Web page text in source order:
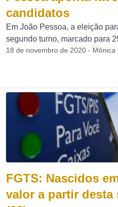
candidatos
Em João Pessoa, a eleição
segundo turno, marcado para
18 de novembro de 2020 - Mônica
FGTS: Nascidos
valor a partir desta